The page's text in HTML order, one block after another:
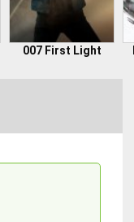
007 First Light